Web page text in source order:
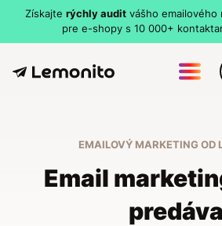
Získajte rýchly auditvášho emailového
pre e-shopy s 10 000+
EMAILOVÝ MARKETING OD
Email
predáva